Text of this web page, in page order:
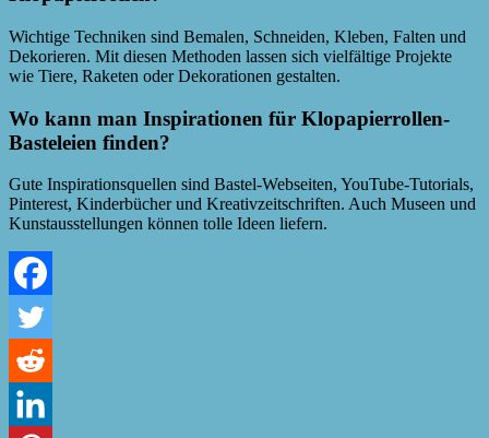
Wichtige Techniken sind Bemalen, Schneiden, Kleben, Falten und
Dekorieren. Mit diesen Methoden lassen sich vielfältige Projekte
wie Tiere, Raketen oder Dekorationen gestalten.
Wo kann man Inspirationen für Klopapierrollen-
Basteleien finden?
Gute Inspirationsquellen sind Bastel-Webseiten, YouTube-Tutorials,
Pinterest, Kinderbücher und Kreativzeitschriften. Auch Museen und
Kunstausstellungen können tolle Ideen liefern.